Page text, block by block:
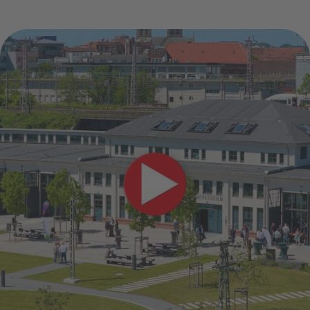
Akzeptieren
Powered by Usercentrics Consent
Management Platform
+